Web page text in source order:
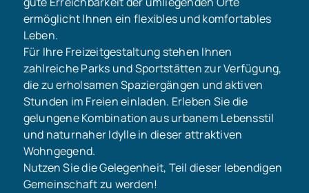
ermöglicht Ihnen ein flexibles und komfortables
Leben.
Für Ihre Freizeitgestaltung stehen Ihnen
zahlreiche Parks und Sportstätten zur Verfügung,
die zu erholsamen Spaziergängen und aktiven
Stunden im Freien einladen. Erleben Sie die
gelungene Kombination aus urbanem Lebensstil
und naturnaher Idylle in dieser attraktiven
Wohngegend.
Nutzen Sie die Gelegenheit, Teil dieser lebendigen
Gemeinschaft zu werden!